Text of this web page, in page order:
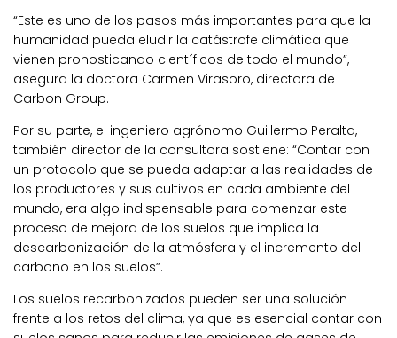
“Este es uno de los pasos más importantes para que la
humanidad pueda eludir la catástrofe climática que
vienen pronosticando científicos de todo el mundo”,
asegura la doctora Carmen Virasoro, directora de
Carbon Group.
Por su parte, el ingeniero agrónomo Guillermo Peralta,
también director de la consultora sostiene: “Contar con
un protocolo que se pueda adaptar a las realidades de
los productores y sus cultivos en cada ambiente del
mundo, era algo indispensable para comenzar este
proceso de mejora de los suelos que implica la
descarbonización de la atmósfera y el incremento del
carbono en los suelos”.
Los suelos recarbonizados pueden ser una solución
frente a los retos del clima, ya que es esencial contar con